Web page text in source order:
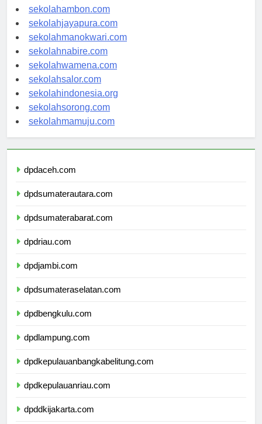
sekolahpontianak.com
sekolahambon.com
sekolahjayapura.com
sekolahmanokwari.com
sekolahnabire.com
sekolahwamena.com
sekolahsalor.com
sekolahindonesia.org
sekolahsorong.com